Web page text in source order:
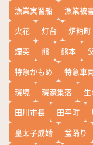
漁業実習船
漁業被
火花
灯台 炉粕町
煙突
熊 熊本
特急かもめ
特急車
環境
環濠集落
田川市長
田平町
皇太子成婚
盆踊り